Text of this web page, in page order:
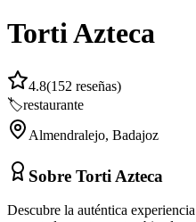
Torti Azteca
4.8(152 reseñas)
🏷️restaurante
Almendralejo, Badajoz
Sobre Torti Azteca
Descubre la auténtica